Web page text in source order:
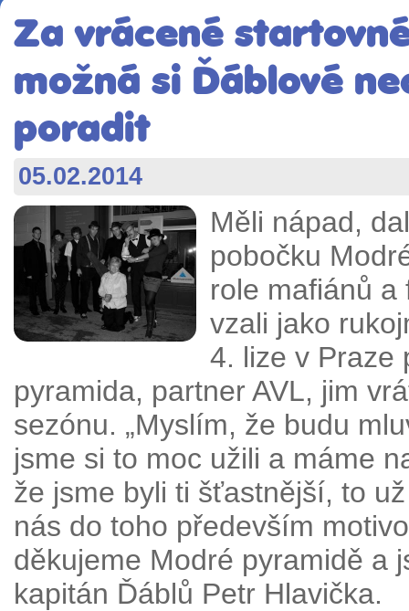
Za vrácené
možná si Ďáblové
poradit
05.02.2014
Měli nápad,
pobočku
role mafiánů a
vzali jako
4. lize v Praze
pyramida, partner AVL, jim
sezónu. „Myslím, že budu
jsme si to moc užili a máme
že jsme byli ti šťastnější, to
nás do toho především
děkujeme Modré pyramidě a
kapitán Ďáblů Petr Hlavička.